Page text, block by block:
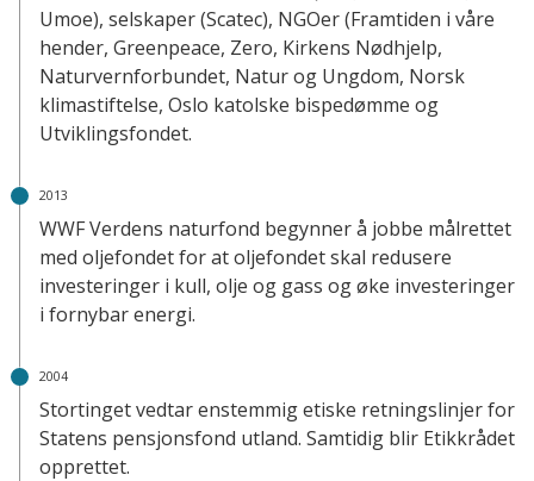
Umoe), selskaper (Scatec), NGOer (Framtiden i våre
hender, Greenpeace, Zero, Kirkens Nødhjelp,
Naturvernforbundet, Natur og Ungdom, Norsk
klimastiftelse, Oslo katolske bispedømme og
Utviklingsfondet.
2013
WWF Verdens naturfond begynner å jobbe målrettet
med oljefondet for at oljefondet skal redusere
investeringer i kull, olje og gass og øke investeringer
i fornybar energi.
2004
Stortinget vedtar enstemmig etiske retningslinjer for
Statens pensjonsfond utland. Samtidig blir Etikkrådet
opprettet.